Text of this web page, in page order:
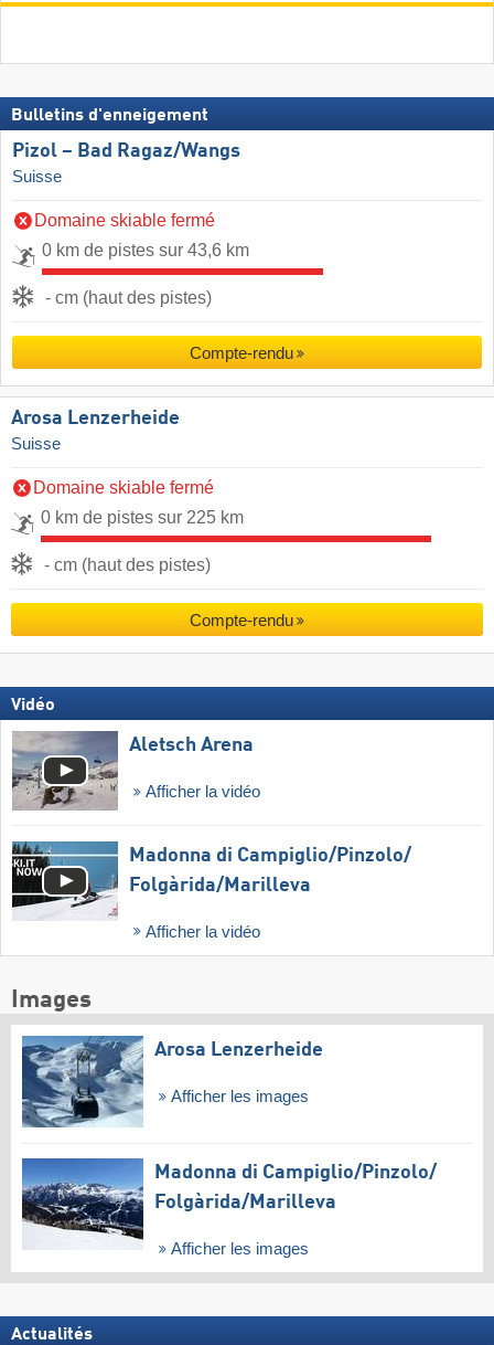
Bulletins d'enneigement
Pizol – Bad Ragaz/​Wangs
Suisse
Domaine skiable fermé
0 km de pistes sur 43,6 km
- cm (haut des pistes)
Compte-rendu
Arosa Lenzerheide
Suisse
Domaine skiable fermé
0 km de pistes sur 225 km
- cm (haut des pistes)
Compte-rendu
Vidéo
Aletsch Arena
Afficher la vidéo
Madonna di Campiglio/​Pinzolo/​
Folgàrida/​Marilleva
Afficher la vidéo
Images
Arosa Lenzerheide
Afficher les images
Madonna di Campiglio/​Pinzolo/​
Folgàrida/​Marilleva
Afficher les images
Actualités